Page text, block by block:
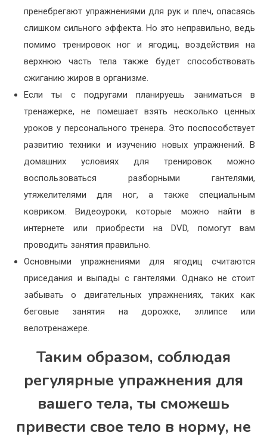
пренебрегают упражнениями для рук и плеч, опасаясь
слишком сильного эффекта. Но это неправильно, ведь
помимо тренировок ног и ягодиц, воздействия на
верхнюю часть тела также будет способствовать
сжиганию жиров в организме.
Если ты с подругами планируешь заниматься в
тренажерке, не помешает взять несколько ценных
уроков у персонального тренера. Это поспособствует
развитию техники и изучению новых упражнений. В
домашних условиях для тренировок можно
воспользоваться разборными гантелями,
утяжелителями для ног, а также специальным
ковриком. Видеоуроки, которые можно найти в
интернете или приобрести на DVD, помогут вам
проводить занятия правильно.
Основными упражнениями для ягодиц считаются
приседания и выпады с гантелями. Однако не стоит
забывать о двигательных упражнениях, таких как
беговые занятия на дорожке, эллипсе или
велотренажере.
Таким образом, соблюдая
регулярные упражнения для
вашего тела, ты сможешь
привести свое тело в норму, не